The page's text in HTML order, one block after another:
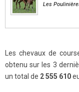
Les
Les chevaux de
obtenu sur les 3
un total de 2 555 610